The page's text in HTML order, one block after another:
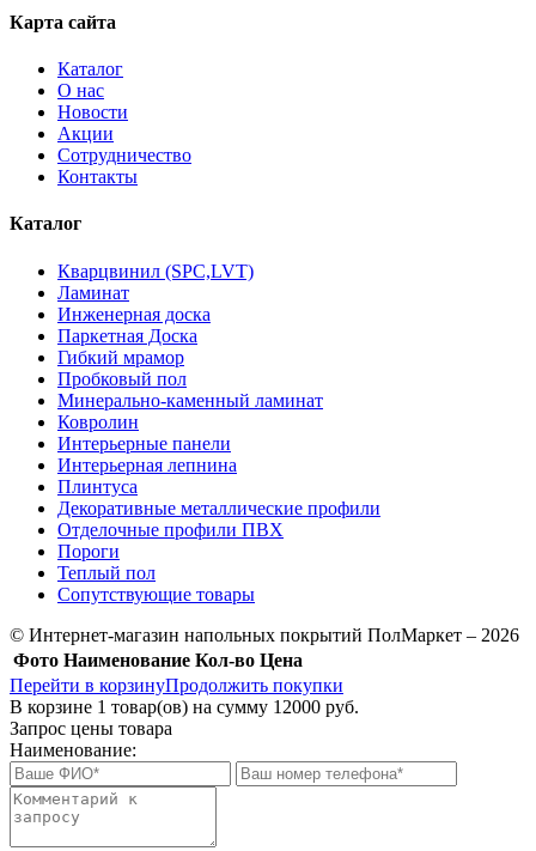
Карта сайта
Каталог
О нас
Новости
Акции
Сотрудничество
Контакты
Каталог
Кварцвинил (SPC,LVT)
Ламинат
Инженерная доска
Паркетная Доска
Гибкий мрамор
Пробковый пол
Минерально-каменный ламинат
Ковролин
Интерьерные панели
Интерьерная лепнина
Плинтуса
Декоративные металлические профили
Отделочные профили ПВХ
Пороги
Теплый пол
Сопутствующие товары
© Интернет-магазин напольных покрытий ПолМаркет – 2026
Фото Наименование Кол-во Цена
Перейти в корзинуПродолжить покупки
В корзине 1 товар(ов) на сумму 12000 руб.
Запрос цены товара
Наименование: